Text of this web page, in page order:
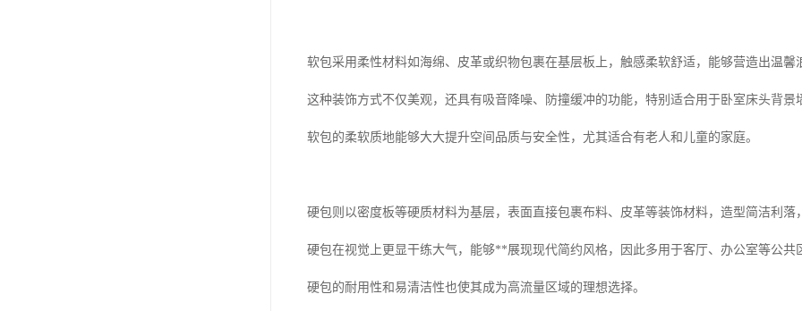
软包采用柔性材料如海绵、皮革或织物包裹在基层板上，触感柔软舒适，能够营造出温馨
这种装饰方式不仅美观，还具有吸音降噪、防撞缓冲的功能，特别适合用于卧室床头背
软包的柔软质地能够大大提升空间品质与安全性，尤其适合有老人和儿童的家庭。
硬包则以密度板等硬质材料为基层，表面直接包裹布料、皮革等装饰材料，造型简洁利落
硬包在视觉上更显干练大气，能够**展现现代简约风格，因此多用于客厅、办公室等公共
硬包的耐用性和易清洁性也使其成为高流量区域的理想选择。